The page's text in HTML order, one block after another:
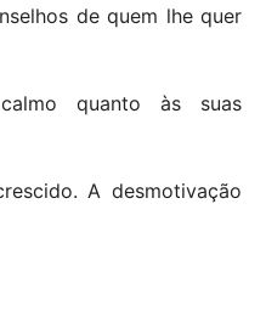
de quem lhe quer
quanto às suas
A desmotivação